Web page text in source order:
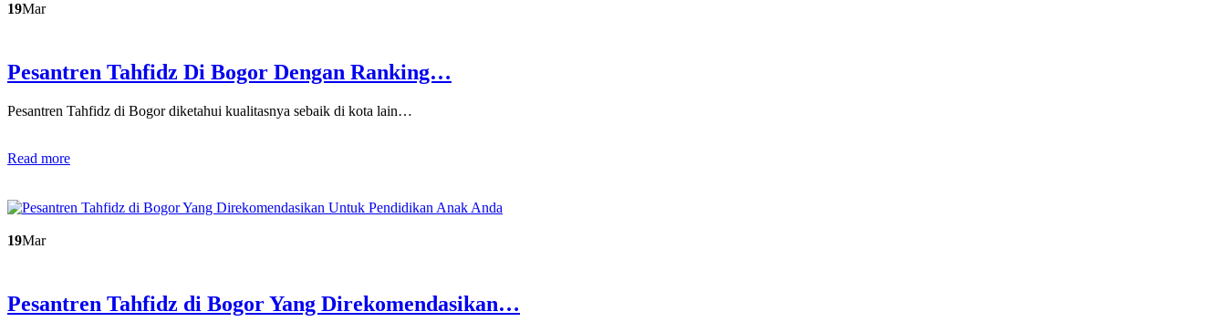
19Mar
Pesantren Tahfidz Di Bogor Dengan Ranking…
Pesantren Tahfidz di Bogor diketahui kualitasnya sebaik di kota lain…
Read more
19Mar
Pesantren Tahfidz di Bogor Yang Direkomendasikan…